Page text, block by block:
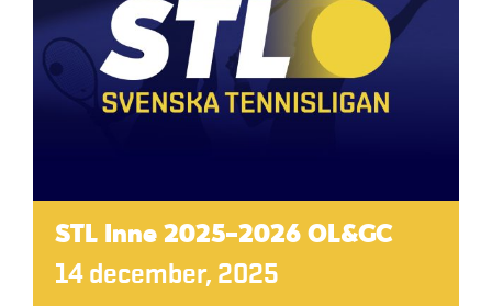
STL Inne 2025-2026 OL&GC
14 december, 2025